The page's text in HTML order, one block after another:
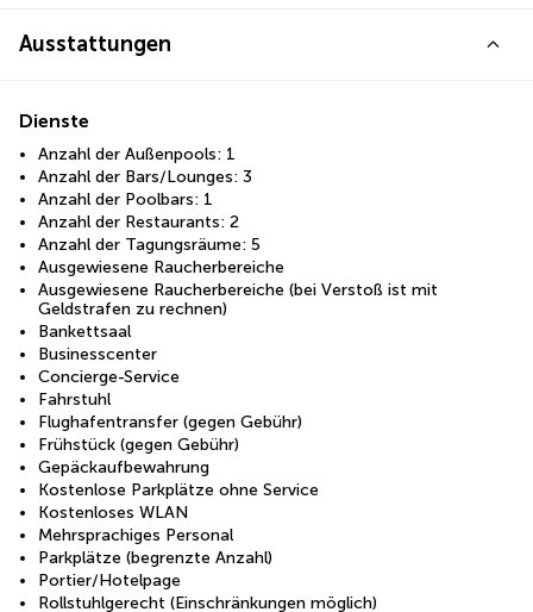
Ausstattungen
Dienste
Anzahl der Außenpools: 1
Anzahl der Bars/Lounges: 3
Anzahl der Poolbars: 1
Anzahl der Restaurants: 2
Anzahl der Tagungsräume: 5
Ausgewiesene Raucherbereiche
Ausgewiesene Raucherbereiche (bei Verstoß ist mit
Geldstrafen zu rechnen)
Bankettsaal
Businesscenter
Concierge-Service
Fahrstuhl
Flughafentransfer (gegen Gebühr)
Frühstück (gegen Gebühr)
Gepäckaufbewahrung
Kostenlose Parkplätze ohne Service
Kostenloses WLAN
Mehrsprachiges Personal
Parkplätze (begrenzte Anzahl)
Portier/Hotelpage
Rollstuhlgerecht (Einschränkungen möglich)